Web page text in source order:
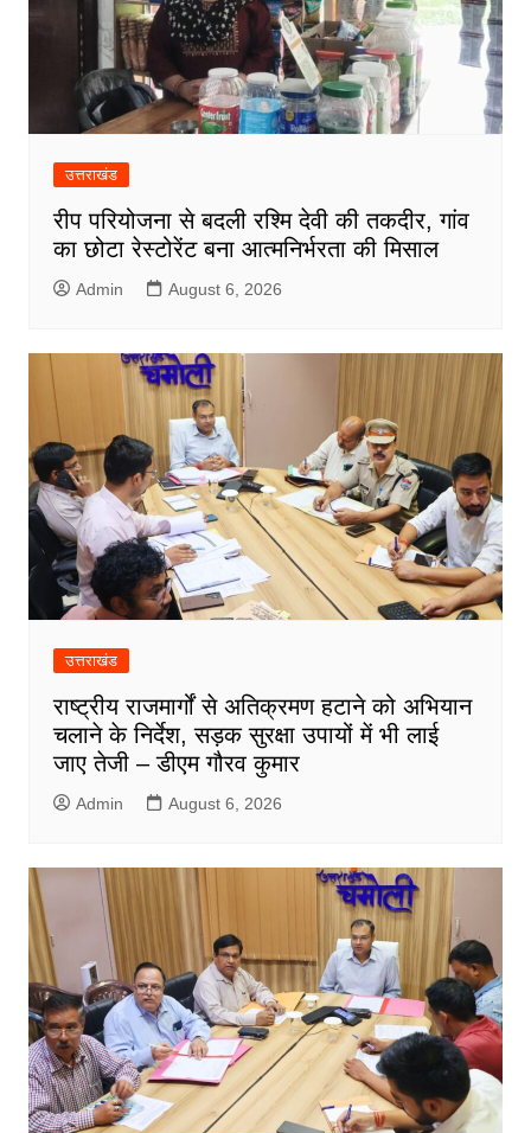
उत्तराखंड
रीप परियोजना से बदली रश्मि देवी की तकदीर, गांव
का छोटा रेस्टोरेंट बना आत्मनिर्भरता की मिसाल
Admin August 6, 2026
उत्तराखंड
राष्ट्रीय राजमार्गों से अतिक्रमण हटाने को अभियान
चलाने के निर्देश, सड़क सुरक्षा उपायों में भी लाई
जाए तेजी – डीएम गौरव कुमार
Admin August 6, 2026